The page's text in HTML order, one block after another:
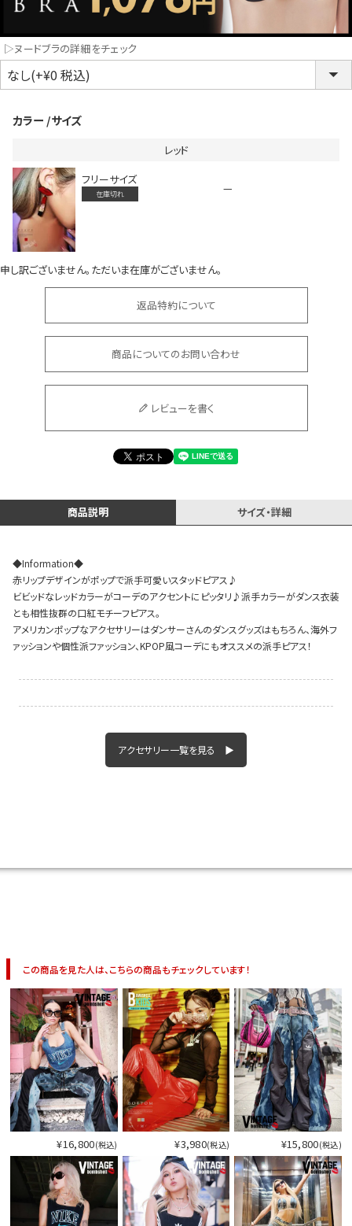
同一商品まとめ買いキャンペーン
インスタ写真投稿キャンペーン！
会員登録でいつでもお得に
Instagram LIVE items
スタッフコーディネート
▷ヌードブラの詳細をチェック
カラー サイズ
レッド
フリーサイズ
在庫切れ —
申し訳ございません。ただいま在庫がございません。
返品特約について
商品についてのお問い合わせ
レビューを書く
商品説明 サイズ・詳細
◆Information◆
赤リップデザインがポップで派手可愛いスタッドピアス♪
ビビッドなレッドカラーがコーデのアクセントにピッタリ♪派手カラーがダンス衣装
とも相性抜群の口紅モチーフピアス。
アメリカンポップなアクセサリーはダンサーさんのダンスグッズはもちろん、海外フ
ァッションや個性派ファッション、KPOP風コーデにもオススメの派手ピアス！
アクセサリー一覧を見る ▶
この商品を見た人は、こちらの商品もチェックしています！
¥16,800(税込) ¥3,980(税込) ¥15,800(税込)